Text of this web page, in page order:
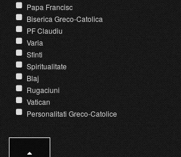
Papa Francisc
Biserica Greco-Catolica
PF Claudiu
Varia
Sfinti
Spiritualitate
Blaj
Rugaciuni
Vatican
Personalitati Greco-Catolice